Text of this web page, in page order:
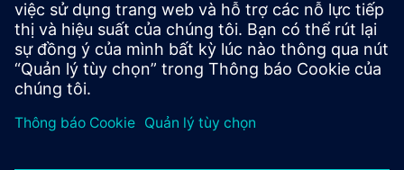
Hơn 150 thiết bị cắt giảm thời gian ngừng hoạt động trên
toàn th...
Tìm hiểu thêm